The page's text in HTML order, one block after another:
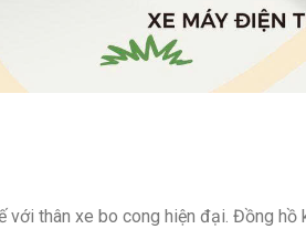
với thân xe bo cong hiện đại. Đồng hồ